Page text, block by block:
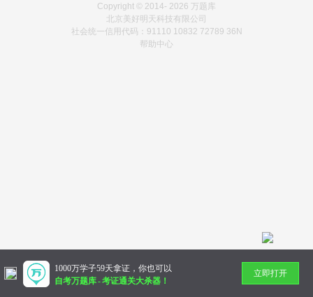
Copyright © 2014- 2026 万题库
北京美好明天科技有限公司
社会统一信用代码：91110 10832 72789 36N
帮助中心
1000万学子59天拿证，你也可以
自考万题库-考证通关大杀器！
立即打开